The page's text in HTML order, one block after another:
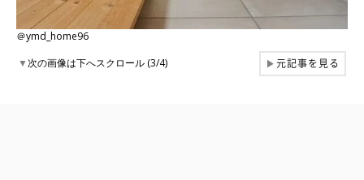
＠ymd_home96
▼次の画像は下へスクロール (3/4) ▶元記事を見る